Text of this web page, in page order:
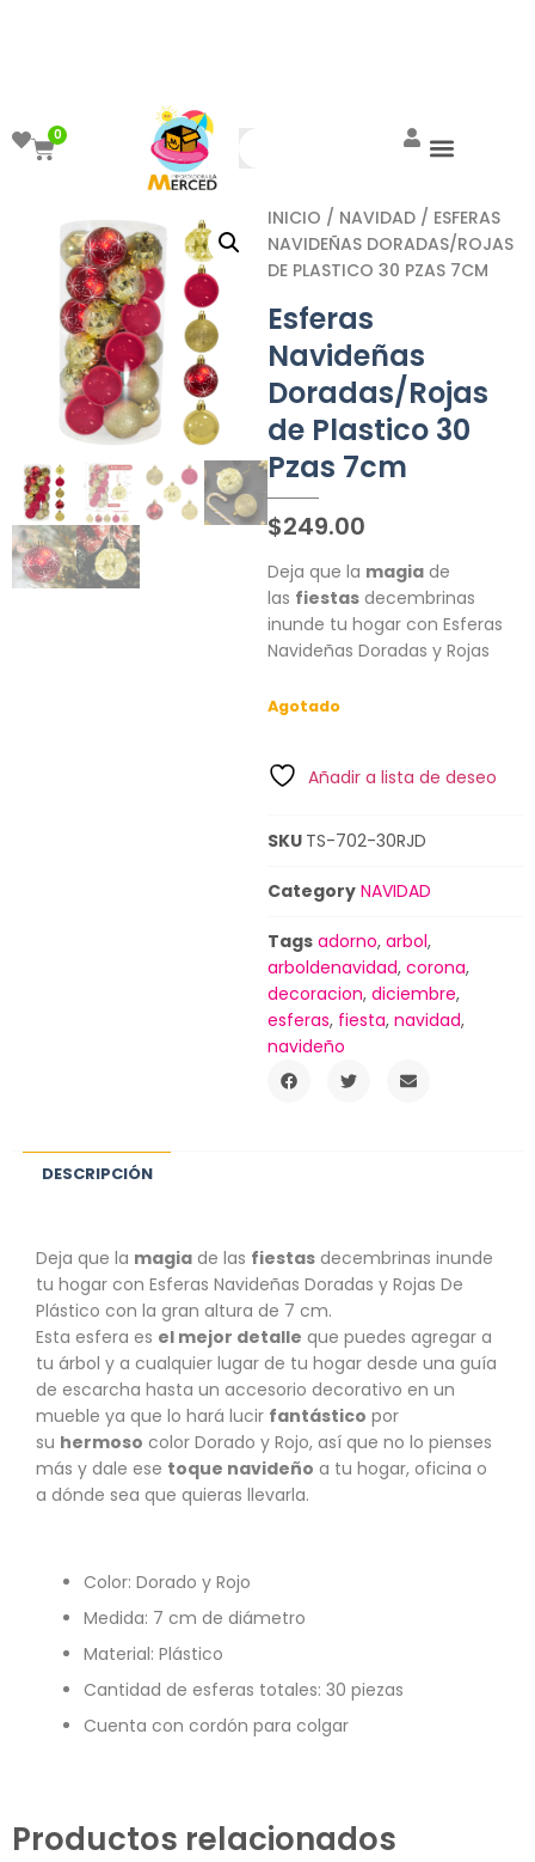
0
INICIO / NAVIDAD / ESFERAS
NAVIDEÑAS DORADAS/ROJAS
DE PLASTICO 30 PZAS 7CM
Esferas
Navideñas
Doradas/Rojas
de Plastico 30
Pzas 7cm
$249.00
Deja que la magia de
las fiestas decembrinas
inunde tu hogar con Esferas
Navideñas Doradas y Rojas
Agotado
Añadir a lista de deseo
SKU TS-702-30RJD
Category NAVIDAD
Tags adorno, arbol,
arboldenavidad, corona,
decoracion, diciembre,
esferas, fiesta, navidad,
navideño
DESCRIPCIÓN
Deja que la magia de las fiestas decembrinas inunde
tu hogar con Esferas Navideñas Doradas y Rojas De
Plástico con la gran altura de 7 cm.
Esta esfera es el mejor detalle que puedes agregar a
tu árbol y a cualquier lugar de tu hogar desde una guía
de escarcha hasta un accesorio decorativo en un
mueble ya que lo hará lucir fantástico por
su hermoso color Dorado y Rojo, así que no lo pienses
más y dale ese toque navideño a tu hogar, oficina o
a dónde sea que quieras llevarla.
Color: Dorado y Rojo
Medida: 7 cm de diámetro
Material: Plástico
Cantidad de esferas totales: 30 piezas
Cuenta con cordón para colgar
Productos relacionados